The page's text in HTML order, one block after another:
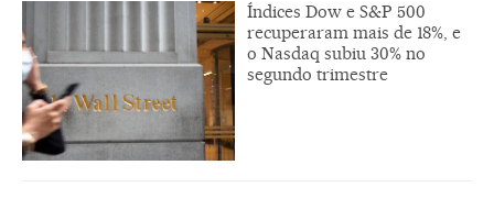
Índices Dow e S&P 500
recuperaram mais de 18%, e
o Nasdaq subiu 30% no
segundo trimestre